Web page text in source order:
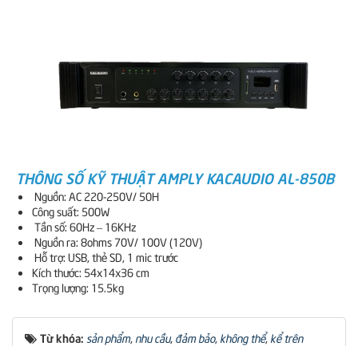
THÔNG SỐ KỸ THUẬT AMPLY KACAUDIO AL-850B
Nguồn: AC 220-250V/ 50H
Công suất: 500W
Tần số: 60Hz – 16KHz
Nguồn ra: 8ohms 70V/ 100V (120V)
Hỗ trợ: USB, thẻ SD, 1 mic trước
Kích thước: 54x14x36 cm
Trọng lượng: 15.5kg
Từ khóa: sản phẩm, nhu cầu, đảm bảo, không thể, kể trên